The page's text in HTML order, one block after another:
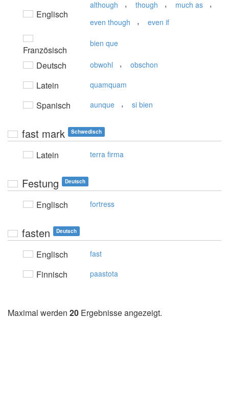
Englisch
although , though , much as ,
even though , even if
Französisch
bien que
Deutsch obwohl , obschon
Latein quamquam
Spanisch aunque , si bien
fast mark Schwedisch
Latein terra firma
Festung Deutsch
Englisch fortress
fasten Deutsch
Englisch fast
Finnisch paastota
Maximal werden 20 Ergebnisse angezeigt.